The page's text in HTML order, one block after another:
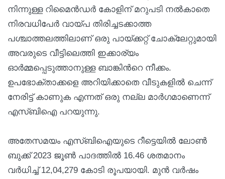
നിന്നുള്ള റിമൈൻഡർ കോളിന് മറുപടി നൽകാതെ
നിരവധിപേർ വായ്പ തിരിച്ചടക്കാത്ത
പശ്ചാത്തലത്തിലാണ് ഒരു പായ്ക്കറ്റ് ചോക്ലേറ്റുമായി
അവരുടെ വീട്ടിലെത്തി ഇക്കാര്യം
ഓർമ്മപ്പെടുത്താനുള്ള ബാങ്കിന്‍റെ നീക്കം.
ഉപഭോക്താക്കളെ അറിയിക്കാതെ വീടുകളിൽ ചെന്ന്
നേരിട്ട് കാണുക എന്നത് ഒരു നല്ല മാർഗമാണെന്ന്
എസ്ബിഐ പറയുന്നു.
അതേസമയം എസ്ബിഐയുടെ റീട്ടെയില്‍ ലോണ്‍
ബുക്ക് 2023 ജൂണ്‍ പാദത്തില്‍ 16.46 ശതമാനം
വര്‍ധിച്ച്‌ 12,04,279 കോടി രൂപയായി. മുൻ വര്‍ഷം